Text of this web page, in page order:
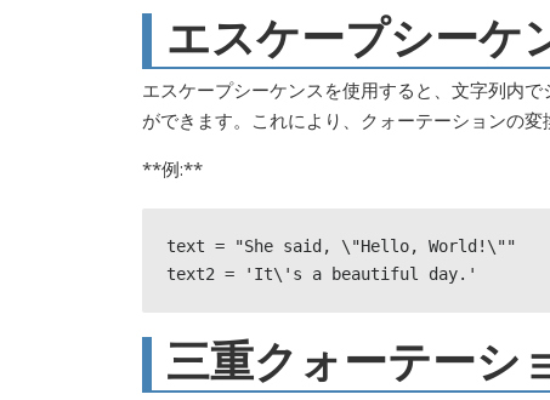
エスケープシーケ
エスケープシーケンスを使用すると、文字列内
ができます。これにより、クォーテーションの変
**例:**
text = "She said, \"Hello, World!\""
text2 = 'It\'s a beautiful day.'
三重クォーテーシ